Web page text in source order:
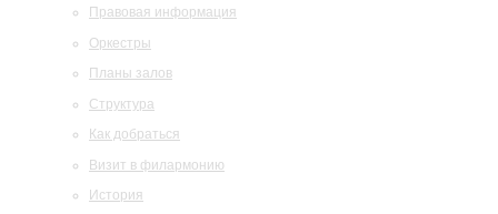
Правовая информация
Оркестры
Планы залов
Структура
Как добраться
Визит в филармонию
История